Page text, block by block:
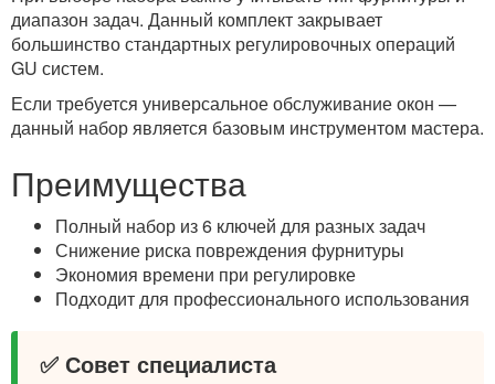
диапазон задач. Данный комплект закрывает
большинство стандартных регулировочных операций
GU систем.
Если требуется универсальное обслуживание окон —
данный набор является базовым инструментом мастера.
Преимущества
Полный набор из 6 ключей для разных задач
Снижение риска повреждения фурнитуры
Экономия времени при регулировке
Подходит для профессионального использования
✅ Совет специалиста